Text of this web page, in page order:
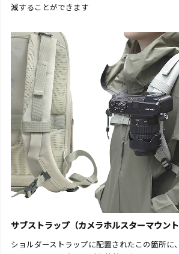
減することができます
サブストラップ（カメラホルスターマウント
ショルダーストラップに配置されたこの箇所に